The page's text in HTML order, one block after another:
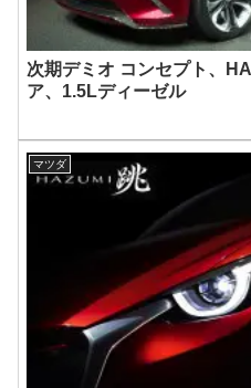
次期デミオ コンセプト、
ア、1.5Lディーゼル
マツダ